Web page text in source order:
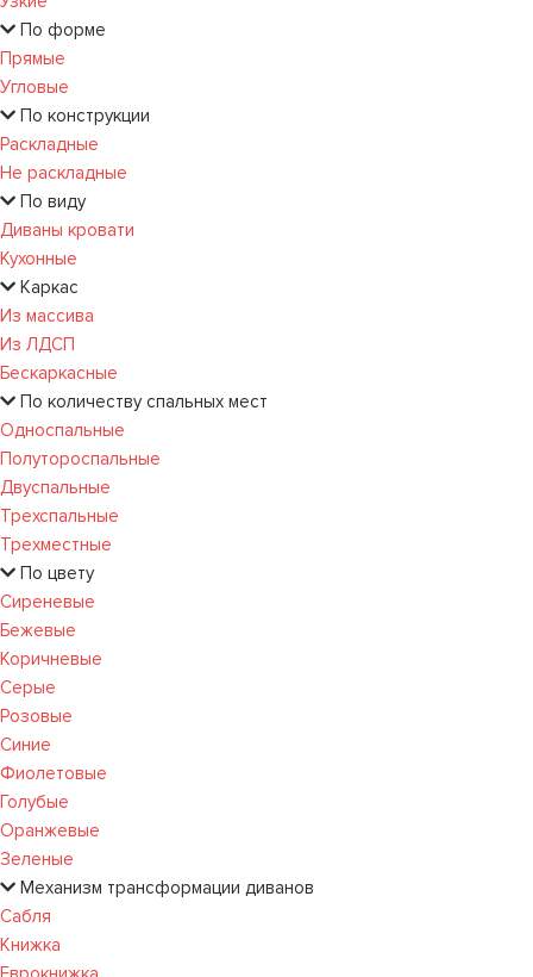
По форме
Прямые
Угловые
По конструкции
Раскладные
Не раскладные
По виду
Диваны кровати
Кухонные
Каркас
Из массива
Из ЛДСП
Бескаркасные
По количеству спальных мест
Односпальные
Полутороспальные
Двуспальные
Трехспальные
Трехместные
По цвету
Сиреневые
Бежевые
Коричневые
Серые
Розовые
Синие
Фиолетовые
Голубые
Оранжевые
Зеленые
Механизм трансформации диванов
Сабля
Книжка